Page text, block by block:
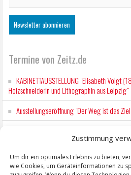
Zustimmung
Um dir ein optimales Erlebnis zu bieten,
wie Cookies, um Geräteinformationen zu
Termine von Zeitz.de
KABINETTAUSSTELLUNG "Elisabeth Voigt
Holzschneiderin und Lithographin aus Leipzig"
Ausstellungseröffnung "Der Weg ist das
Kunstfest Zeitz